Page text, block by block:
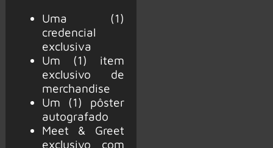
Uma (1)
credencial
exclusiva
Um (1) item
exclusivo de
merchandise
Um (1) pôster
autografado
Meet & Greet
exclusivo com